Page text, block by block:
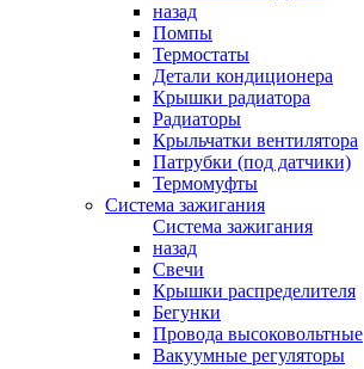
назад
Помпы
Термостаты
Детали кондиционера
Крышки радиатора
Радиаторы
Крыльчатки вентилятора
Патрубки (под датчики)
Термомуфты
Система зажигания
Система зажигания
назад
Свечи
Крышки распределителя
Бегунки
Провода высоковольтные
Вакуумные регуляторы